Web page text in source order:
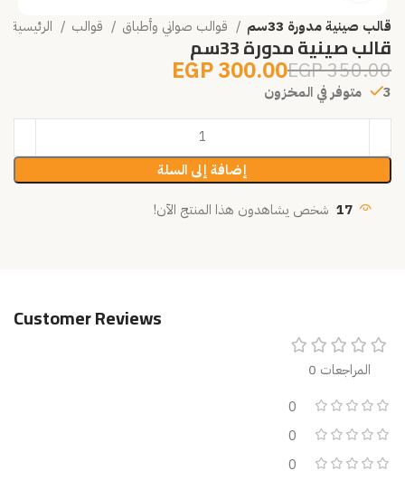
قالب صينية مدورة 33سم
قالب صينية مدورة 33سم
350.00
EGP
300.00
EGP
3 متوفر في المخزون
إضافة إلى السلة
17 شخص يشاهدون هذا المنتج الآن!
Customer Reviews
المراجعات 0
0
0
0